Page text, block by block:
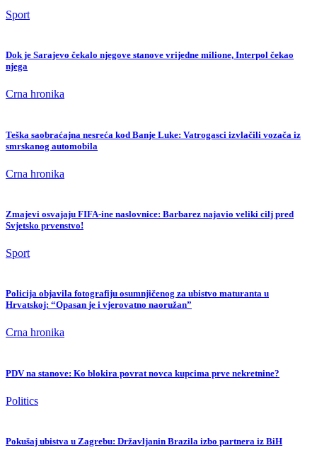
Sport
Dok je Sarajevo čekalo njegove stanove vrijedne milione, Interpol čekao
njega
Crna hronika
Teška saobraćajna nesreća kod Banje Luke: Vatrogasci izvlačili vozača iz
smrskanog automobila
Crna hronika
Zmajevi osvajaju FIFA-ine naslovnice: Barbarez najavio veliki cilj pred
Svjetsko prvenstvo!
Sport
Policija objavila fotografiju osumnjičenog za ubistvo maturanta u
Hrvatskoj: “Opasan je i vjerovatno naoružan”
Crna hronika
PDV na stanove: Ko blokira povrat novca kupcima prve nekretnine?
Politics
Pokušaj ubistva u Zagrebu: Državljanin Brazila izbo partnera iz BiH